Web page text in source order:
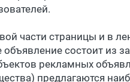
части страницы и в
состоит из
рекламных
предлагаются